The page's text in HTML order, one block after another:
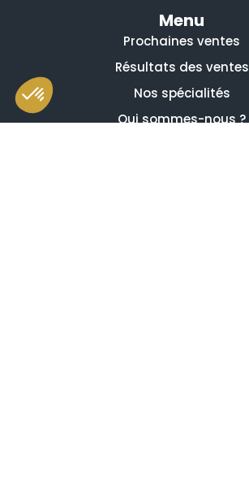
Menu
Prochaines ventes
Résultats des ventes
Nos spécialités
Qui sommes-nous ?